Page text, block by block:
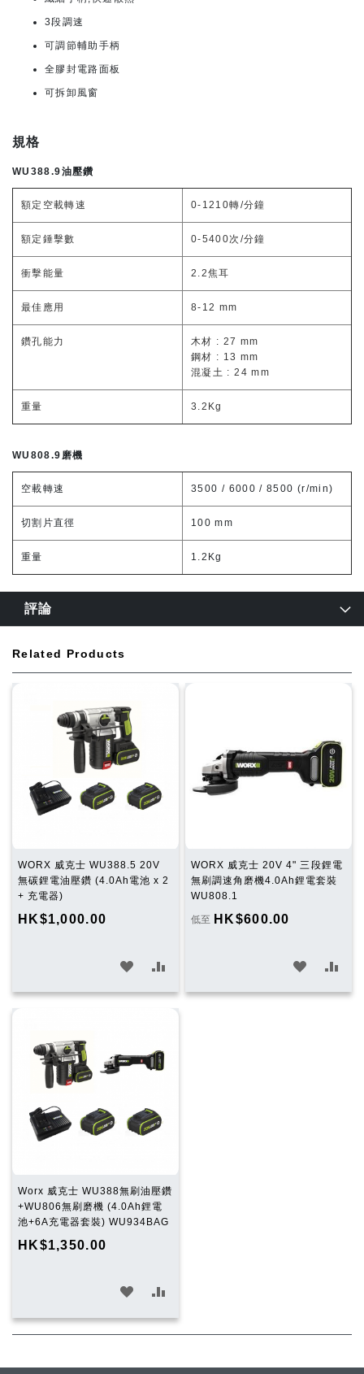
3段調速
可調節輔助手柄
全膠封電路面板
可拆卸風窗
規格
WU388.9油壓鑽
額定空載轉速 0-1210轉/分鐘
額定錘擊數 0-5400次/分鐘
衝擊能量 2.2焦耳
最佳應用 8-12 mm
鑽孔能力
木材 : 27 mm
鋼材 : 13 mm
混凝土 : 24 mm
重量 3.2Kg
WU808.9磨機
空載轉速 3500 / 6000 / 8500 (r/min)
切割片直徑 100 mm
重量 1.2Kg
評論
Related Products
WORX 威克士 WU388.5 20V
無碳鋰電油壓鑽 (4.0Ah電池 x 2
+ 充電器)
HK$1,000.00
入
單
入
WORX 威克士 20V 4" 三段鋰電
無刷調速角磨機4.0Ah鋰電套裝
WU808.1
低至 HK$600.00
入 入
Worx 威克士 WU388無刷油壓鑽
+WU806無刷磨機 (4.0Ah鋰電
池+6A充電器套裝) WU934BAG
HK$1,350.00
入 入